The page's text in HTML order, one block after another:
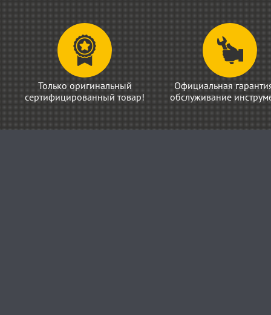
Только оригинальный
сертифицированный товар!
Официальная
обслуживание